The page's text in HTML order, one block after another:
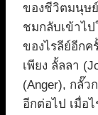
ของชีวิตมนุษ
ชมกลับเข้าไ
ของไรลีย์อีก
เพียง ลั้ลลา
(Anger), กลั๊ว
อีกต่อไป เมื่อ